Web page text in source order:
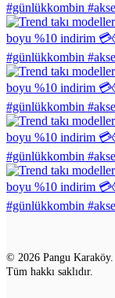
© 2026 Pangu Karaköy.
Tüm hakkı saklıdır.